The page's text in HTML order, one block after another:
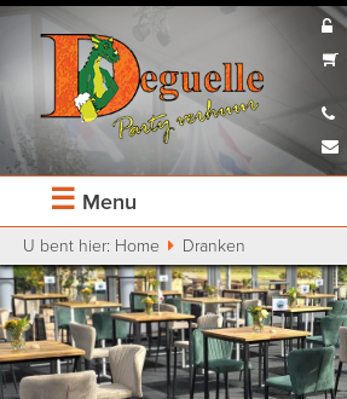
☰ Menu
U bent hier: Home Dranken